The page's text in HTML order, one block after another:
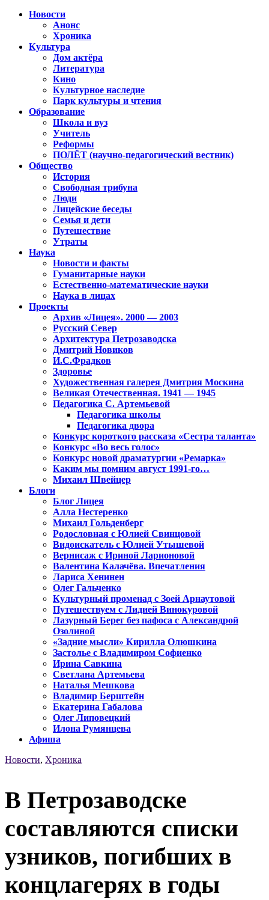
Новости
Анонс
Хроника
Культура
Дом актёра
Литература
Кино
Культурное наследие
Парк культуры и чтения
Образование
Школа и вуз
Учитель
Реформы
ПОЛЁТ (научно-педагогический вестник)
Общество
История
Свободная трибуна
Люди
Лицейские беседы
Семья и дети
Путешествие
Утраты
Наука
Новости и факты
Гуманитарные науки
Естественно-математические науки
Наука в лицах
Проекты
Архив «Лицея». 2000 — 2003
Русский Север
Архитектура Петрозаводска
Дмитрий Новиков
И.С.Фрадков
Здоровье
Художественная галерея Дмитрия Москина
Великая Отечественная. 1941 — 1945
Педагогика С. Артемьевой
Педагогика школы
Педагогика двора
Конкурс короткого рассказа «Сестра таланта»
Конкурс «Во весь голос»
Конкурс новой драматургии «Ремарка»
Каким мы помним август 1991-го…
Михаил Швейцер
Блоги
Блог Лицея
Алла Нестеренко
Михаил Гольденберг
Родословная с Юлией Свинцовой
Видоискатель с Юлией Утышевой
Вернисаж с Ириной Ларионовой
Валентина Калачёва. Впечатления
Лариса Хенинен
Олег Гальченко
Культурный променад с Зоей Арнаутовой
Путешествуем с Лидией Винокуровой
Лазурный Берег без пафоса с Александрой
Озолиной
«Задние мысли» Кирилла Олюшкина
Застолье с Владимиром Софиенко
Ирина Савкина
Светлана Артемьева
Наталья Мешкова
Владимир Берштейн
Екатерина Габалова
Олег Липовецкий
Илона Румянцева
Афиша
Новости, Хроника
В Петрозаводске
составляются списки
узников, погибших в
концлагерях в годы